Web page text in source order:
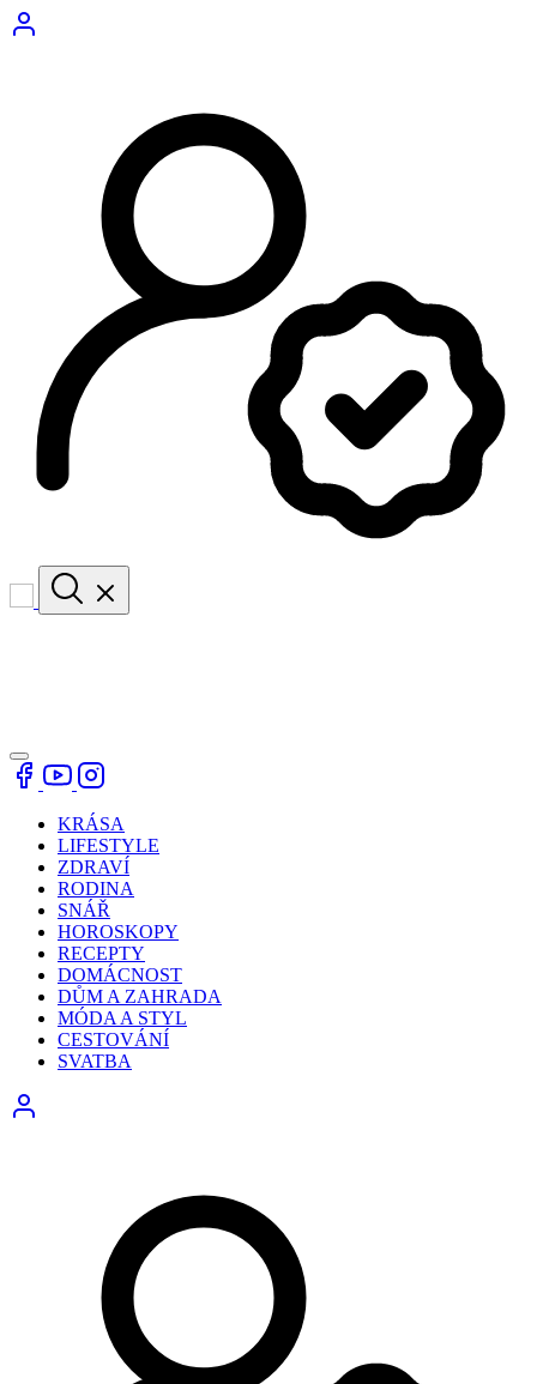
KRÁSA
LIFESTYLE
ZDRAVÍ
RODINA
SNÁŘ
HOROSKOPY
RECEPTY
DOMÁCNOST
DŮM A ZAHRADA
MÓDA A STYL
CESTOVÁNÍ
SVATBA